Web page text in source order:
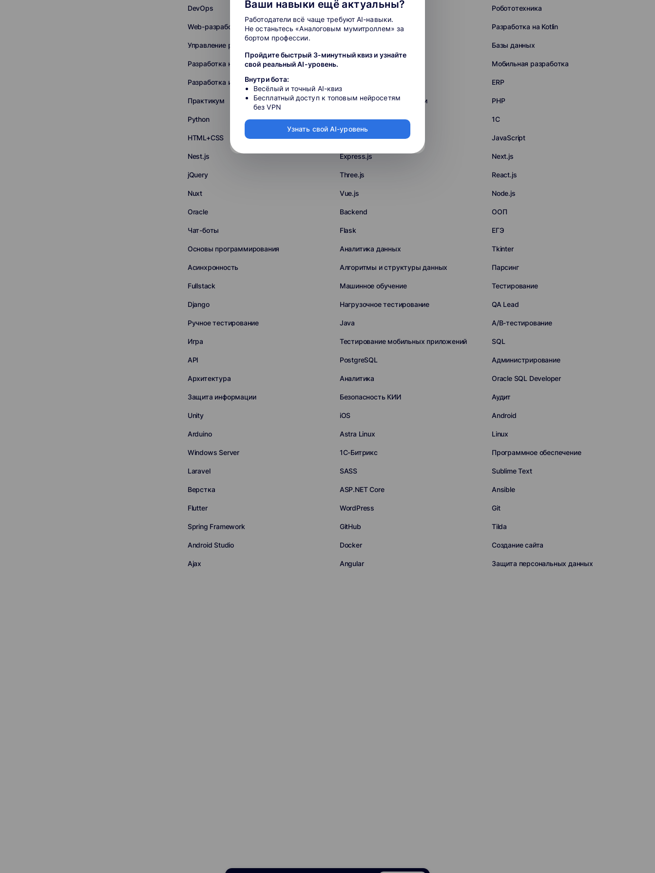
DevOps Golang-разработка Робототехника
Web-разработка Разработка на Swift Разработка на Kotlin
Управление разработкой и IT Базы данных
Разработка на C (C#, C++) Мобильная разработка
Разработка игр ERP
Практикум Повышение квалификации PHP
Python Нейронные сети 1С
HTML+CSS Middle JavaScript
Nest.js Express.js Next.js
jQuery Three.js React.js
Nuxt Vue.js Node.js
Oracle Backend ООП
Чат-боты Flask ЕГЭ
Основы программирования Аналитика данных Tkinter
Асинхронность Алгоритмы и структуры данных Парсинг
Fullstack Машинное обучение Тестирование
Django Нагрузочное тестирование QA Lead
Ручное тестирование Java A/B-тестирование
Игра Тестирование мобильных приложений SQL
API PostgreSQL Администрирование
Архитектура Аналитика Oracle SQL Developer
Защита информации Безопасность КИИ Аудит
Unity iOS Android
Arduino Astra Linux Linux
Windows Server 1С-Битрикс Программное обеспечение
Laravel SASS Sublime Text
Верстка ASP.NET Core Ansible
Flutter WordPress Git
Spring Framework GitHub Tilda
Android Studio Docker Создание сайта
Ajax Angular Защита персональных данных
Ваши навыки ещё актуальны?
Работодатели всё чаще требуют AI-навыки.
Не останьтесь «Аналоговым мумитроллем» за
бортом профессии.
Пройдите быстрый 3-минутный квиз и узнайте
свой реальный AI-уровень.
Внутри бота:
Весёлый и точный AI-квиз
Бесплатный доступ к топовым нейросетям
без VPN
Узнать свой AI-уровень